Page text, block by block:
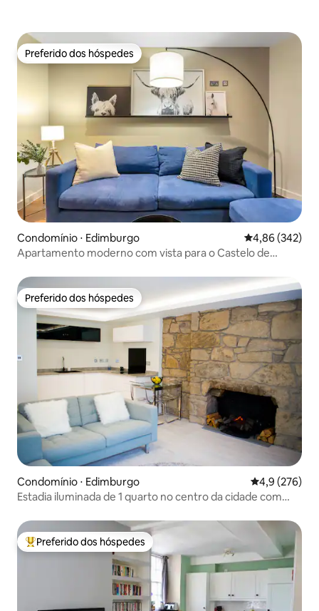
Preferido dos hóspedes
Preferido dos hóspedes
Condomínio ⋅ Edimburgo 4,86 de uma
4,86 (342)
Apartamento moderno com vista para o Castelo de
Preferido dos hóspedes
Preferido dos hóspedes
Condomínio ⋅ Edimburgo 4,9 de uma
4,9 (276)
Estadia iluminada de 1 quarto no centro da cidade com
Entre os melhores preferidos dos hóspedes
Preferido dos hóspedes